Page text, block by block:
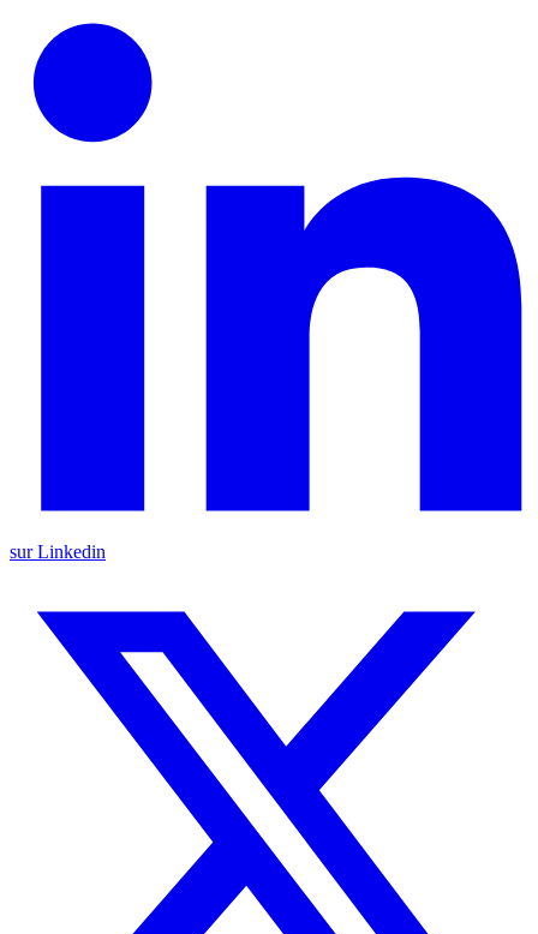
sur Linkedin